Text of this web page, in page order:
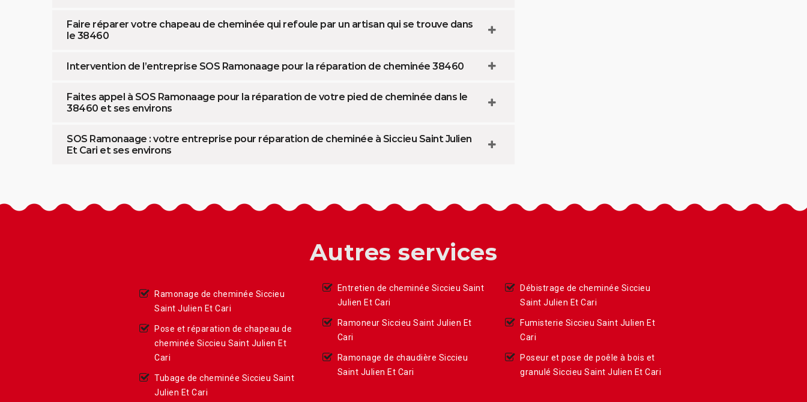
Faire réparer votre chapeau de cheminée qui refoule par un artisan qui se trouve dans
le 38460
Intervention de l’entreprise SOS Ramonaage pour la réparation de cheminée 38460
Faites appel à SOS Ramonaage pour la réparation de votre pied de cheminée dans le
38460 et ses environs
SOS Ramonaage : votre entreprise pour réparation de cheminée à Siccieu Saint Julien
Et Cari et ses environs
Autres services
Ramonage de cheminée Siccieu
Saint Julien Et Cari
Pose et réparation de chapeau de
cheminée Siccieu Saint Julien Et
Cari
Tubage de cheminée Siccieu Saint
Julien Et Cari
Entretien de cheminée Siccieu Saint
Julien Et Cari
Ramoneur Siccieu Saint Julien Et
Cari
Ramonage de chaudière Siccieu
Saint Julien Et Cari
Débistrage de cheminée Siccieu
Saint Julien Et Cari
Fumisterie Siccieu Saint Julien Et
Cari
Poseur et pose de poêle à bois et
granulé Siccieu Saint Julien Et Cari